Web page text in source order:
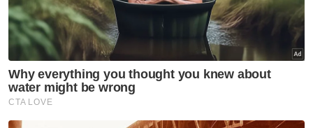
meningkat kepada sembilan
orang
GLOBAL
Trump syok sendiri, dakwa
dokumentari Melania ‘filem
nombor satu tahun ini’